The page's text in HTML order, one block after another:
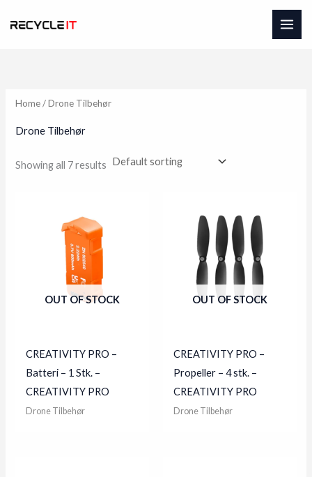
Home/ Drone Tilbehør
Drone Tilbehør
Showing all 7 results
OUT OF STOCK
CREATIVITY PRO –
Batteri – 1 Stk. –
CREATIVITY PRO
Drone Tilbehør
OUT OF STOCK
CREATIVITY PRO –
Propeller – 4 stk. –
CREATIVITY PRO
Drone Tilbehør